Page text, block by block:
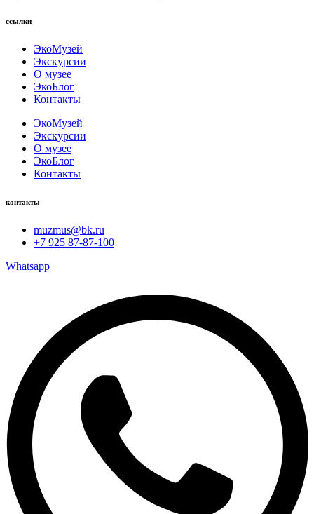
ссылки
ЭкоМузей
Экскурсии
О музее
ЭкоБлог
Контакты
ЭкоМузей
Экскурсии
О музее
ЭкоБлог
Контакты
контакты
muzmus@bk.ru
+7 925 87-87-100
Whatsapp